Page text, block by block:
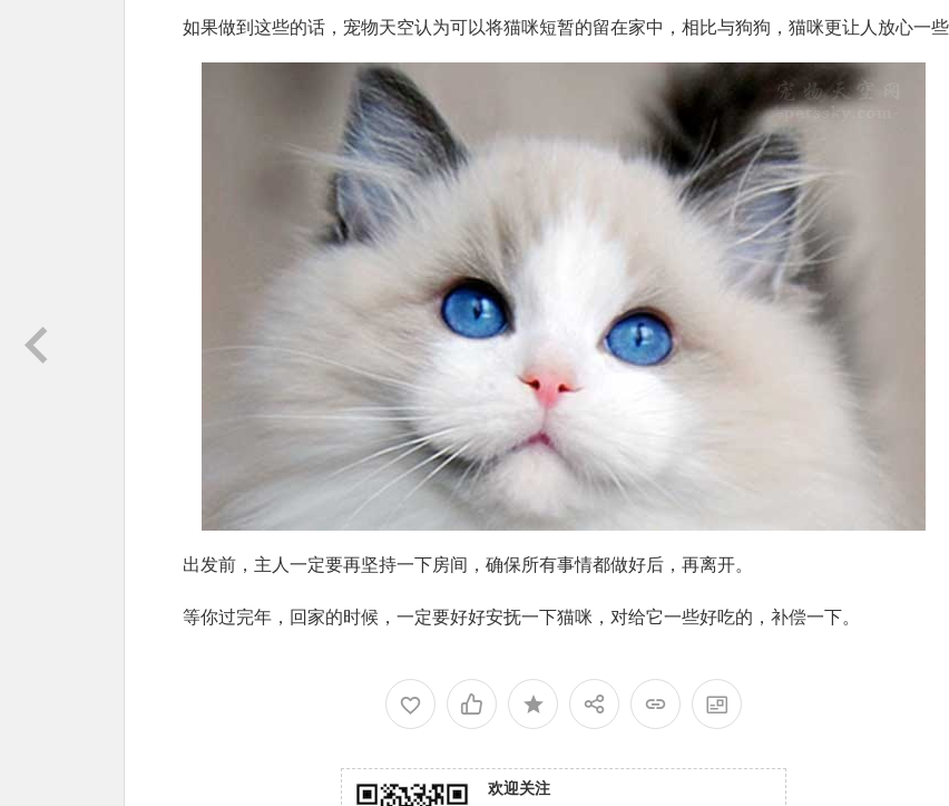
如果做到这些的话，宠物天空认为可以将猫咪短暂的留在家中，相比与狗狗，猫咪更让人放心一些
出发前，主人一定要再坚持一下房间，确保所有事情都做好后，再离开。
等你过完年，回家的时候，一定要好好安抚一下猫咪，对给它一些好吃的，补偿一下。
欢迎关注